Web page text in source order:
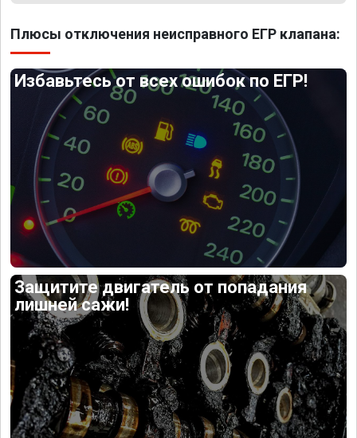
Плюсы отключения неисправного ЕГР клапана:
Избавьтесь от всех ошибок по ЕГР!
Защитите двигатель от попадания
лишней сажи!